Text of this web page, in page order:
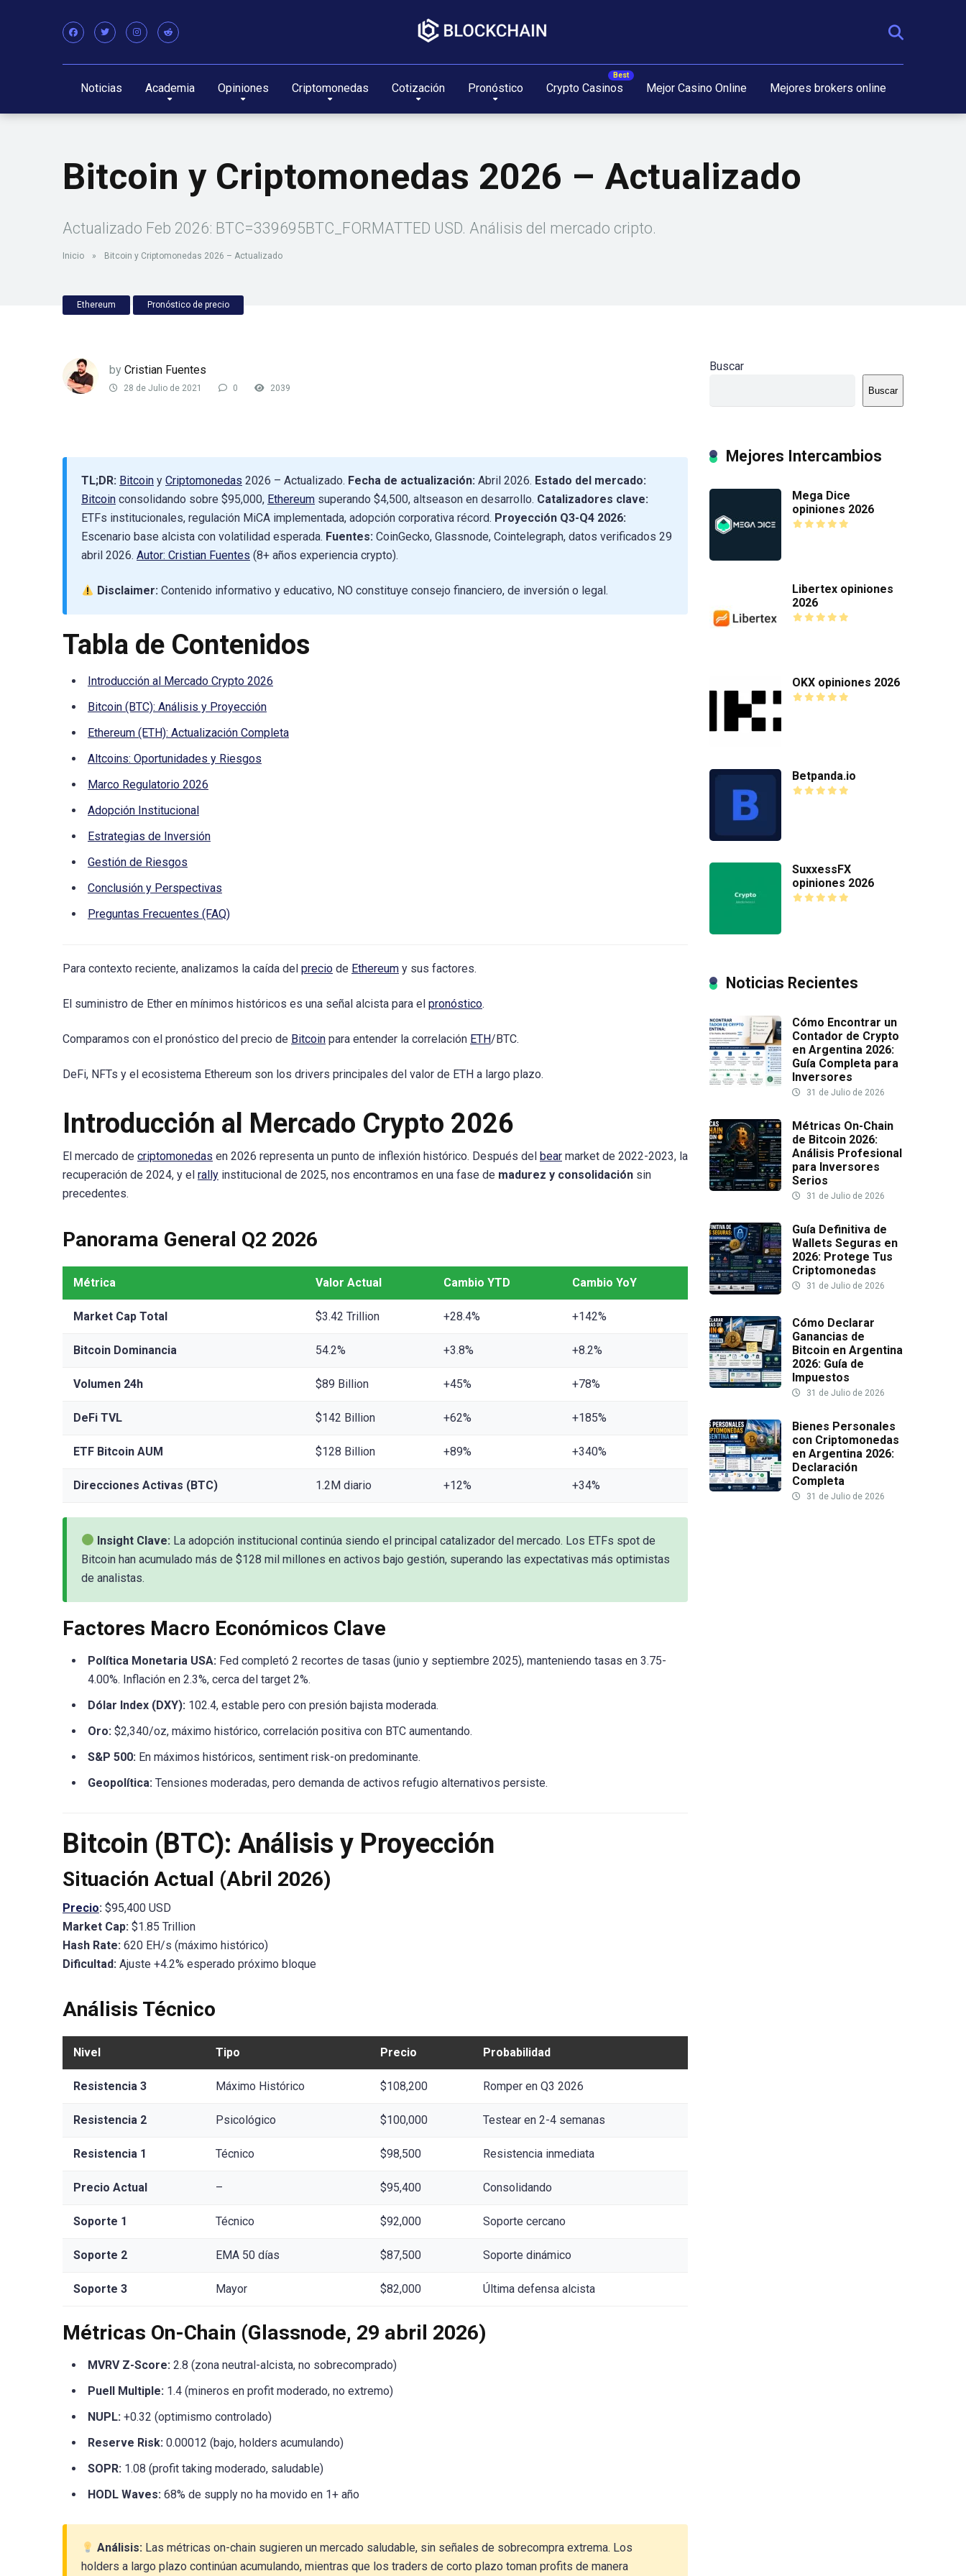
Noticias Academia Opiniones Criptomonedas Cotización Pronóstico Crypto Casinos Mejor Casino Online Mejores brokers online
Bitcoin y Criptomonedas 2026 – Actualizado
Actualizado Feb 2026: BTC=339695BTC_FORMATTED USD. Análisis del mercado cripto.
Inicio » Bitcoin y Criptomonedas 2026 – Actualizado
Ethereum Pronóstico de precio
by Cristian Fuentes
28 de Julio de 2021 0 2039
TL;DR: Bitcoin y Criptomonedas 2026 – Actualizado. Fecha de actualización: Abril 2026. Estado del mercado:
Bitcoin consolidando sobre $95,000, Ethereum superando $4,500, altseason en desarrollo. Catalizadores clave:
ETFs institucionales, regulación MiCA implementada, adopción corporativa récord. Proyección Q3-Q4 2026:
Escenario base alcista con volatilidad esperada. Fuentes: CoinGecko, Glassnode, Cointelegraph, datos verificados 29
abril 2026. Autor: Cristian Fuentes (8+ años experiencia crypto).
Disclaimer: Contenido informativo y educativo, NO constituye consejo financiero, de inversión o legal.
Tabla de Contenidos
Introducción al Mercado Crypto 2026
Bitcoin (BTC): Análisis y Proyección
Ethereum (ETH): Actualización Completa
Altcoins: Oportunidades y Riesgos
Marco Regulatorio 2026
Adopción Institucional
Estrategias de Inversión
Gestión de Riesgos
Conclusión y Perspectivas
Preguntas Frecuentes (FAQ)
Para contexto reciente, analizamos la caída del precio de Ethereum y sus factores.
El suministro de Ether en mínimos históricos es una señal alcista para el pronóstico.
Comparamos con el pronóstico del precio de Bitcoin para entender la correlación ETH/BTC.
DeFi, NFTs y el ecosistema Ethereum son los drivers principales del valor de ETH a largo plazo.
Introducción al Mercado Crypto 2026
El mercado de criptomonedas en 2026 representa un punto de inflexión histórico. Después del bear market de 2022-2023, la
recuperación de 2024, y el rally institucional de 2025, nos encontramos en una fase de madurez y consolidación sin
precedentes.
Panorama General Q2 2026
Métrica Valor Actual Cambio YTD Cambio YoY
Market Cap Total $3.42 Trillion +28.4% +142%
Bitcoin Dominancia 54.2% +3.8% +8.2%
Volumen 24h $89 Billion +45% +78%
DeFi TVL $142 Billion +62% +185%
ETF Bitcoin AUM $128 Billion +89% +340%
Direcciones Activas (BTC) 1.2M diario +12% +34%
Insight Clave: La adopción institucional continúa siendo el principal catalizador del mercado. Los ETFs spot de
Bitcoin han acumulado más de $128 mil millones en activos bajo gestión, superando las expectativas más optimistas
de analistas.
Factores Macro Económicos Clave
Política Monetaria USA: Fed completó 2 recortes de tasas (junio y septiembre 2025), manteniendo tasas en 3.75-
4.00%. Inflación en 2.3%, cerca del target 2%.
Dólar Index (DXY): 102.4, estable pero con presión bajista moderada.
Oro: $2,340/oz, máximo histórico, correlación positiva con BTC aumentando.
S&P 500: En máximos históricos, sentiment risk-on predominante.
Geopolítica: Tensiones moderadas, pero demanda de activos refugio alternativos persiste.
Bitcoin (BTC): Análisis y Proyección
Situación Actual (Abril 2026)
Precio: $95,400 USD
Market Cap: $1.85 Trillion
Hash Rate: 620 EH/s (máximo histórico)
Dificultad: Ajuste +4.2% esperado próximo bloque
Análisis Técnico
Nivel Tipo Precio Probabilidad
Resistencia 3 Máximo Histórico $108,200 Romper en Q3 2026
Resistencia 2 Psicológico $100,000 Testear en 2-4 semanas
Resistencia 1 Técnico $98,500 Resistencia inmediata
Precio Actual – $95,400 Consolidando
Soporte 1 Técnico $92,000 Soporte cercano
Soporte 2 EMA 50 días $87,500 Soporte dinámico
Soporte 3 Mayor $82,000 Última defensa alcista
Métricas On-Chain (Glassnode, 29 abril 2026)
MVRV Z-Score: 2.8 (zona neutral-alcista, no sobrecomprado)
Puell Multiple: 1.4 (mineros en profit moderado, no extremo)
NUPL: +0.32 (optimismo controlado)
Reserve Risk: 0.00012 (bajo, holders acumulando)
SOPR: 1.08 (profit taking moderado, saludable)
HODL Waves: 68% de supply no ha movido en 1+ año
Análisis: Las métricas on-chain sugieren un mercado saludable, sin señales de sobrecompra extrema. Los
holders a largo plazo continúan acumulando, mientras que los traders de corto plazo toman profits de manera
Buscar
Buscar
Mejores Intercambios
Mega Dice
opiniones 2026
Libertex opiniones
2026
OKX opiniones 2026
Betpanda.io
SuxxessFX
opiniones 2026
Noticias Recientes
Cómo Encontrar un
Contador de Crypto
en Argentina 2026:
Guía Completa para
Inversores
31 de Julio de 2026
Métricas On-Chain
de Bitcoin 2026:
Análisis Profesional
para Inversores
Serios
31 de Julio de 2026
Guía Definitiva de
Wallets Seguras en
2026: Protege Tus
Criptomonedas
31 de Julio de 2026
Cómo Declarar
Ganancias de
Bitcoin en Argentina
2026: Guía de
Impuestos
31 de Julio de 2026
Bienes Personales
con Criptomonedas
en Argentina 2026:
Declaración
Completa
31 de Julio de 2026